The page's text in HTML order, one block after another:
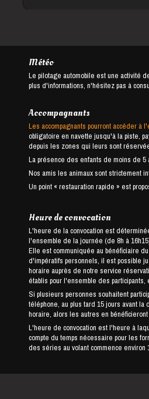
Météo
Le pilotage automobile est une activité
plus d'informations, n'hésitez pas à
Accompagnants
Les accompagnants pourront accéder
obligatoire en navette jusqu'à la piste,
depuis les zones qui leurs sont
La présence des enfants de moins de
Nos amis les animaux sont strictement
Un point « restauration rapide » est
Heure de convocation
L'heure de la convocation est
l'ensemble de la journée (de 8h à
Elle est communiquée au bénéficiaire du
d'impératifs personnels, il est possible
horaire auprès de notre service
établis pour l'ensemble des
Si plusieurs personnes souhaitent
téléphone, au plus tard 15 jours avant
horaire, alors les autres en
L'heure de convocation est l'heure à
compte du temps nécessaire pour les
des séries au volant commence